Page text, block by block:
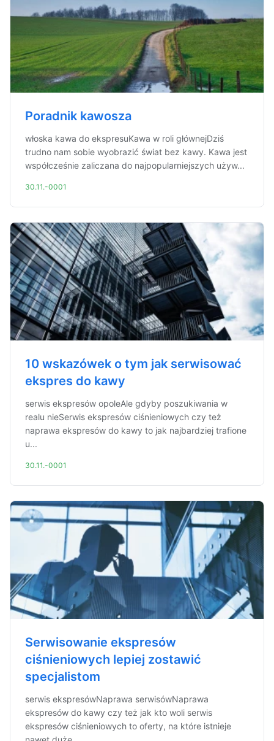
Poradnik kawosza
włoska kawa do ekspresuKawa w roli głównejDziś
trudno nam sobie wyobrazić świat bez kawy. Kawa jest
współcześnie zaliczana do najpopularniejszych używ...
30.11.-0001
10 wskazówek o tym jak serwisować
ekspres do kawy
serwis ekspresów opoleAle gdyby poszukiwania w
realu nieSerwis ekspresów ciśnieniowych czy też
naprawa ekspresów do kawy to jak najbardziej trafione
u...
30.11.-0001
Serwisowanie ekspresów
ciśnieniowych lepiej zostawić
specjalistom
serwis ekspresówNaprawa serwisówNaprawa
ekspresów do kawy czy też jak kto woli serwis
ekspresów ciśnieniowych to oferty, na które istnieje